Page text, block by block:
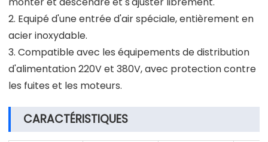
2. Equipé d'une entrée d'air spéciale, entièrement en
acier inoxydable.
3. Compatible avec les équipements de distribution
d'alimentation 220V et 380V, avec protection contre
les fuites et les moteurs.
CARACTÉRISTIQUES